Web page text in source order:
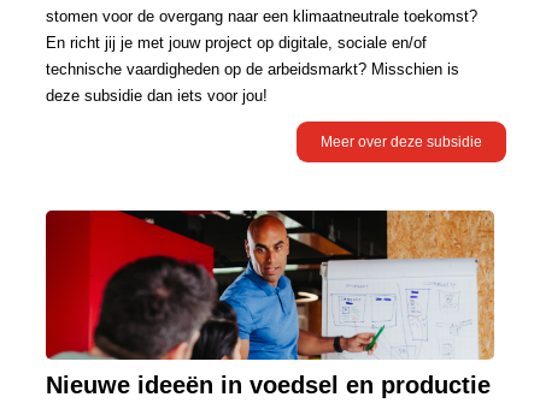
stomen voor de overgang naar een klimaatneutrale toekomst?
En richt jij je met jouw project op digitale, sociale en/of
technische vaardigheden op de arbeidsmarkt? Misschien is
deze subsidie dan iets voor jou!
Meer over deze subsidie
Nieuwe ideeën in voedsel en productie